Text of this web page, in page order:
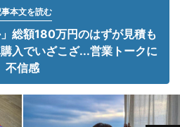
本文を読む
総額180万円のはずが見積も
入でいざこざ...営業トークに
不信感